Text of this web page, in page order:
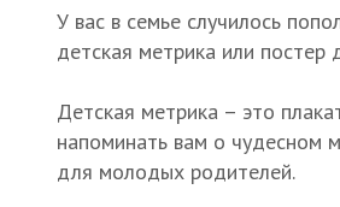
У вас в семье случилось
детская метрика или постер
Детская метрика – это
напоминать вам о чудесном
для молодых родителей.